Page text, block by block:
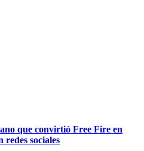
que convirtió Free Fire en
redes sociales